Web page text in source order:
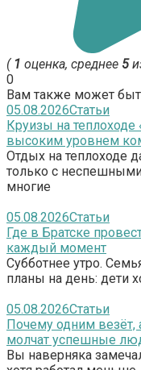
( 1 оценка, среднее 5
0
Вам также может
05.08.2026Статьи
Круизы на теплоходе
высоким уровнем
Отдых на теплоходе
только с
многие
05.08.2026Статьи
Где в Братске
каждый момент
Субботнее утро.
планы на день: дети
05.08.2026Статьи
Почему одним везёт,
молчат успешные
Вы наверняка